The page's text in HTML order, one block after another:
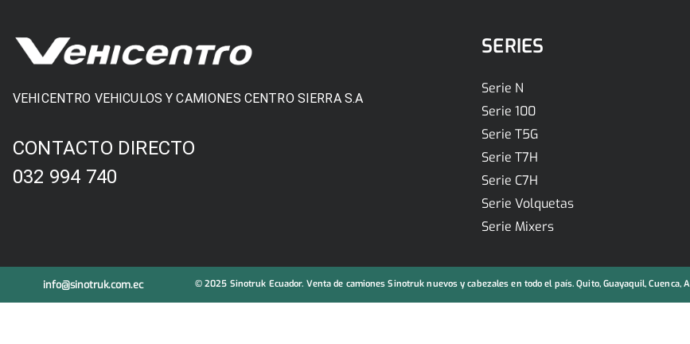
VEHICENTRO VEHICULOS Y CAMIONES CENTRO SIERRA S.A
CONTACTO DIRECTO
032 994 740
SERIES
Serie N
Serie 100
Serie T5G
Serie T7H
Serie C7H
Serie Volquetas
Serie Mixers
info@sinotruk.com.ec © 2025 Sinotruk Ecuador. Venta de camiones Sinotruk nuevos y cabezales en todo el país. Quito, Guayaquil, Cuenca,